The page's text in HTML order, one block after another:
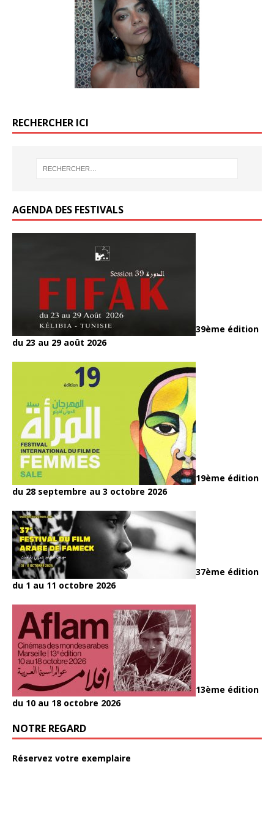
RECHERCHER ICI
AGENDA DES FESTIVALS
39ème édition
du 23 au 29 août 2026
19ème édition
du 28 septembre au 3 octobre 2026
37ème édition
du 1 au 11 octobre 2026
13ème édition
du 10 au 18 octobre 2026
NOTRE REGARD
Réservez votre exemplaire